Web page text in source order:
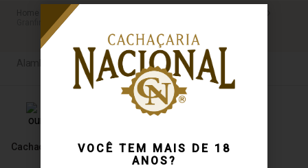
VOCÊ TEM MAIS DE 18
ANOS?
Cachaça
Carvalho
Alambique Artesanal
Cachaça Granfina Ouro 700ml